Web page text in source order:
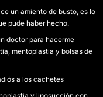
que se encuentra
un amiento de busto, es lo
pude haber hecho.
doctor para hacerme
mentoplastia y bolsas de
a los cachetes